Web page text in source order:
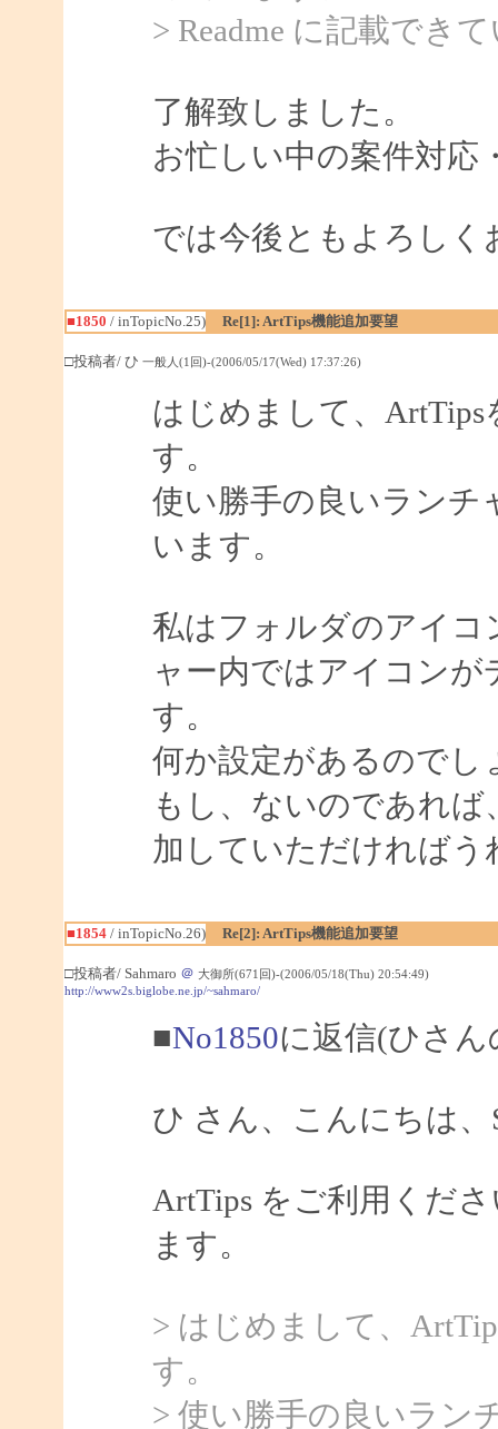
> Readme に記載でき
了解致しました。
お忙しい中の案件対応
では今後ともよろしく
■1850 / inTopicNo.25) Re[1]: ArtTips機能追加要望
□投稿者/ ひ 一般人(1回)-(2006/05/17(Wed) 17:37:26)
はじめまして、
す。
使い勝手の良いランチ
います。
私はフォルダのアイ
ャー内ではアイコン
す。
何か設定があるのでし
もし、ないのであれ
加していただければう
■1854/ inTopicNo.26) Re[2]: ArtTips機能追加要望
□投稿者/ Sahmaro ＠ 大御所(671回)-(2006/05/18(Thu) 20:54:49)
http://www2s.biglobe.ne.jp/~sahmaro/
■No1850に返信(ひさん
ひ さん、こんにちは、
ArtTips をご利用くだ
ます。
> はじめまして、
す。
> 使い勝手の良いラン